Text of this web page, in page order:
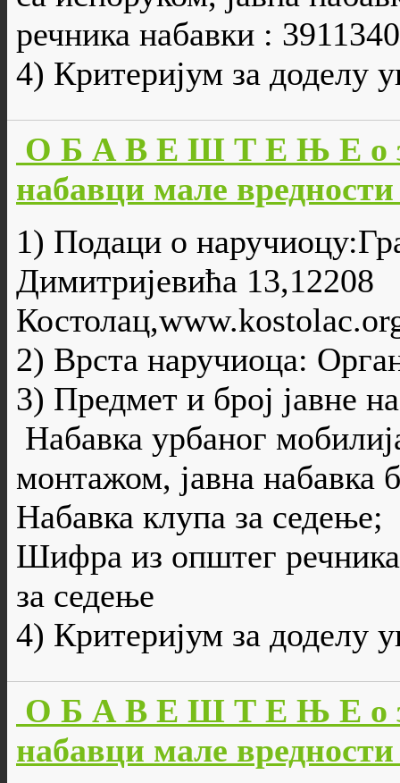
речника набавки :
4) Критеријум за доделу
О Б А В Е Ш Т Е Њ Е о
набавци мале
1) Подаци о
Димитријевића 13,12208
2) Врста наручиоца:
3) Предмет и број јавне
Набавка урбаног
монтажом, јавна набавка
Набавка клупа за седење;
Шифра из општег
за седење
4) Критеријум за доделу
О Б А В Е Ш Т Е Њ Е о
набавци мале